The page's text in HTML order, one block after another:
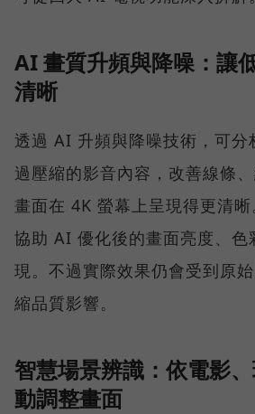
AI 畫質升頻與降噪：讓
清晰
透過 AI 升頻與降噪技術，可分
過壓縮的影音內容，改善線條
畫面在 4K 螢幕上呈現得更清
協助 AI 優化後的畫面亮度、色
現。不過實際效果仍會受到原
縮品質影響。
智慧場景辨識：依電影
動調整畫面